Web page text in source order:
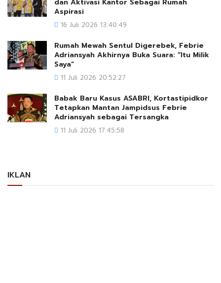
dan Aktivasi Kantor Sebagai Rumah
Aspirasi
16 Juli 2026 13:40:49
Rumah Mewah Sentul Digerebek, Febrie
Adriansyah Akhirnya Buka Suara: “Itu Milik
Saya”
11 Juli 2026 20:52:27
Babak Baru Kasus ASABRI, Kortastipidkor
Tetapkan Mantan Jampidsus Febrie
Adriansyah sebagai Tersangka
11 Juli 2026 17:45:58
IKLAN